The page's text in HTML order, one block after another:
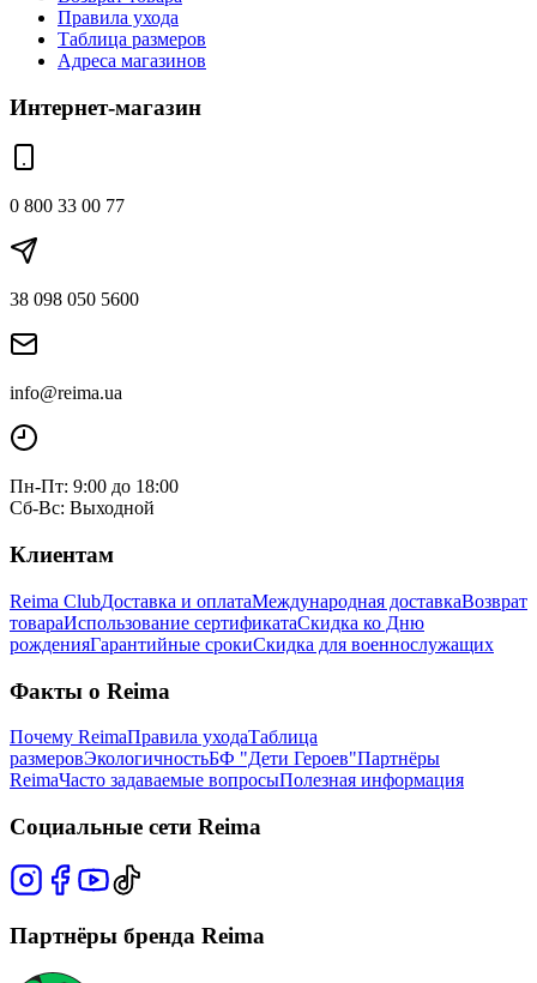
Правила ухода
Таблица размеров
Адреса магазинов
Интернет-магазин
0 800 33 00 77
38 098 050 5600
info@reima.ua
Пн-Пт: 9:00 до 18:00
Сб-Вс: Выходной
Клиентам
Reima ClubДоставка и оплатаМеждународная доставкаВозврат
товараИспользование сертификатаСкидка ко Дню
рожденияГарантийные срокиСкидка для военнослужащих
Факты о Reima
Почему ReimaПравила уходаТаблица
размеровЭкологичностьБФ "Дети Героев"Партнёры
ReimaЧасто задаваемые вопросыПолезная информация
Социальные сети Reima
Партнёры бренда Reima